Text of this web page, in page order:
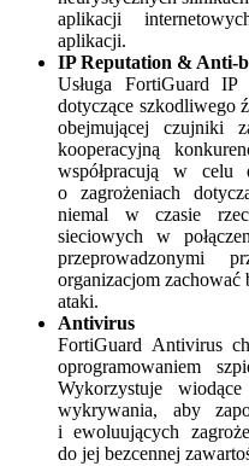
aplikacji
aplikacji.
IP Reputation & Anti-
Usługa FortiGuard IP
dotyczące szkodliwego
obejmującej czujniki
kooperacyjną
współpracują w celu
o zagrożeniach
niemal w czasie
sieciowych w
przeprowadzonymi
organizacjom
ataki.
Antivirus
FortiGuard Antivirus
oprogramowaniem
Wykorzystuje
wykrywania, aby
i ewoluujących
do jej bezcennej